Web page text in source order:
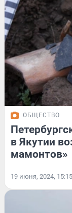
ОБЩЕСТВО
в Якутии
мамонтов»
19 июня, 2024, 15:15